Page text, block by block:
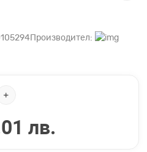
Производител:
лв.